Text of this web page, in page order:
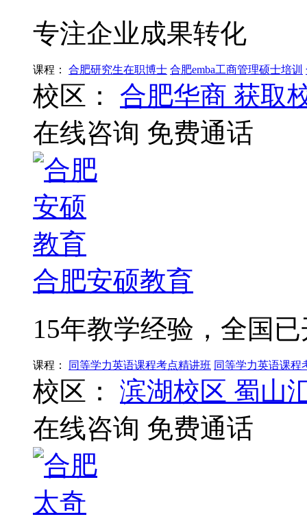
专注企业成果转化
课程： 合肥研究生在职博士 合肥emba工商管理硕士培训
校区： 合肥华商 获取
在线咨询 免费通话
合肥安硕教育
15年教学经验，全国
课程： 同等学力英语课程考点精讲班 同等学力英语课程
校区： 滨湖校区 蜀山
在线咨询 免费通话